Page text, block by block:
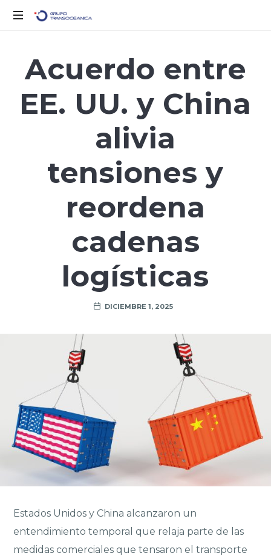
para
un
Mundo
en
Acuerdo entre
EE. UU. y China
alivia
tensiones y
reordena
cadenas
logísticas
DICIEMBRE 1, 2025
Estados Unidos y China alcanzaron un
entendimiento temporal que relaja parte de las
medidas comerciales que tensaron el transporte